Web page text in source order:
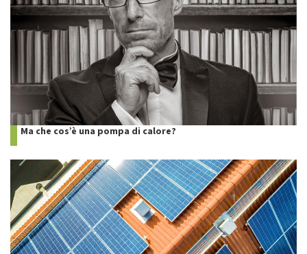
Ma che cos’è una pompa di calore?